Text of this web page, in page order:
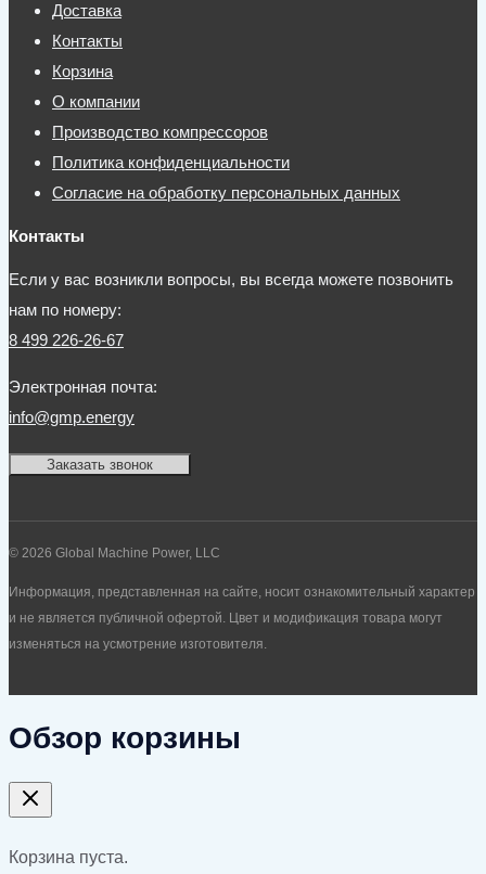
Доставка
Контакты
Корзина
О компании
Производство компрессоров
Политика конфиденциальности
Согласие на обработку персональных данных
Контакты
Если у вас возникли вопросы, вы всегда можете позвонить
нам по номеру:
8 499 226-26-67
Электронная почта:
info@gmp.energy
Заказать звонок
© 2026 Global Machine Power, LLC
Информация, представленная на сайте, носит ознакомительный характер
и не является публичной офертой. Цвет и модификация товара могут
изменяться на усмотрение изготовителя.
Обзор корзины
Корзина пуста.